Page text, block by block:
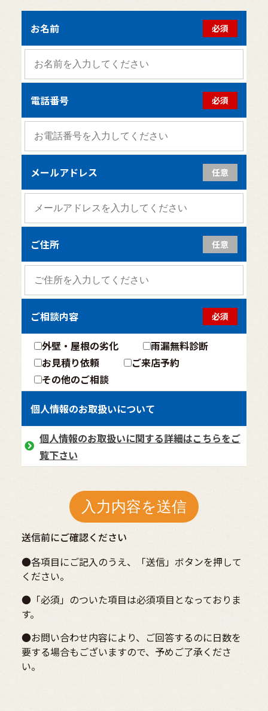
お名前 必須
電話番号 必須
メールアドレス 任意
ご住所 任意
ご相談内容 必須
外壁・屋根の劣化
雨漏無料診断
お見積り依頼
ご来店予約
その他のご相談
個人情報のお取扱いについて
個人情報のお取扱いに関する詳細はこちらをご
覧下さい
送信前にご確認ください
●各項目にご記入のうえ、「送信」ボタンを押して
ください。
●「必須」のついた項目は必須項目となっておりま
す。
●お問い合わせ内容により、ご回答するのに日数を
要する場合もございますので、予めご了承くださ
い。